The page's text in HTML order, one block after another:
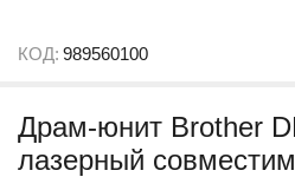
КОД: 989560100
Драм-юнит Brother
лазерный